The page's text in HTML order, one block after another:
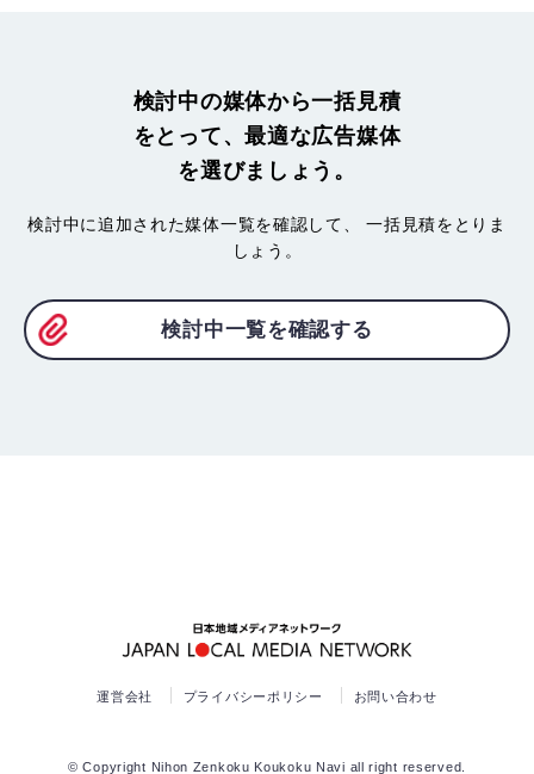
検討中の媒体から一括見積
をとって、最適な広告媒体
を選びましょう。
検討中に追加された媒体一覧を確認して、
一括見積をとりま
しょう。
検討中一覧を確認する
運営会社 プライバシーポリシー お問い合わせ
© Copyright Nihon Zenkoku Koukoku Navi all right reserved.